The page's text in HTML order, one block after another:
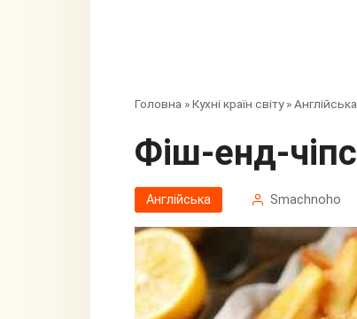
Головна »Кухні країн світу»Англійська
Фіш-енд-чіпс
Англійська Smachnoho